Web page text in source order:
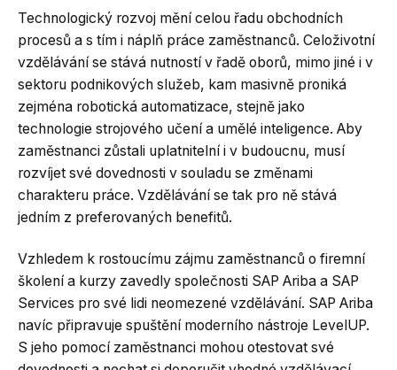
Technologický rozvoj mění celou řadu obchodních
procesů a s tím i náplň práce zaměstnanců. Celoživotní
vzdělávání se stává nutností v řadě oborů, mimo jiné i v
sektoru podnikových služeb, kam masivně proniká
zejména robotická automatizace, stejně jako
technologie strojového učení a umělé inteligence. Aby
zaměstnanci zůstali uplatnitelní i v budoucnu, musí
rozvíjet své dovednosti v souladu se změnami
charakteru práce. Vzdělávání se tak pro ně stává
jedním z preferovaných benefitů.
Vzhledem k rostoucímu zájmu zaměstnanců o firemní
školení a kurzy zavedly společnosti SAP Ariba a SAP
Services pro své lidi neomezené vzdělávání. SAP Ariba
navíc připravuje spuštění moderního nástroje LevelUP.
S jeho pomocí zaměstnanci mohou otestovat své